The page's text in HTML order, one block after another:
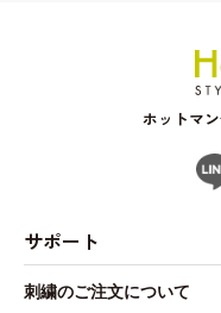
ホットマ
サポート
刺繍のご注文について